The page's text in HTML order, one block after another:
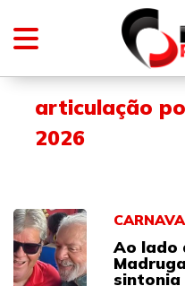
articulação
2026
Ao lado
sintonia